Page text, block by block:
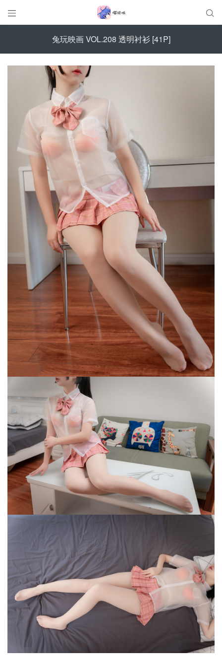
 
兔玩映画 VOL.208 透明衬衫 [41P]